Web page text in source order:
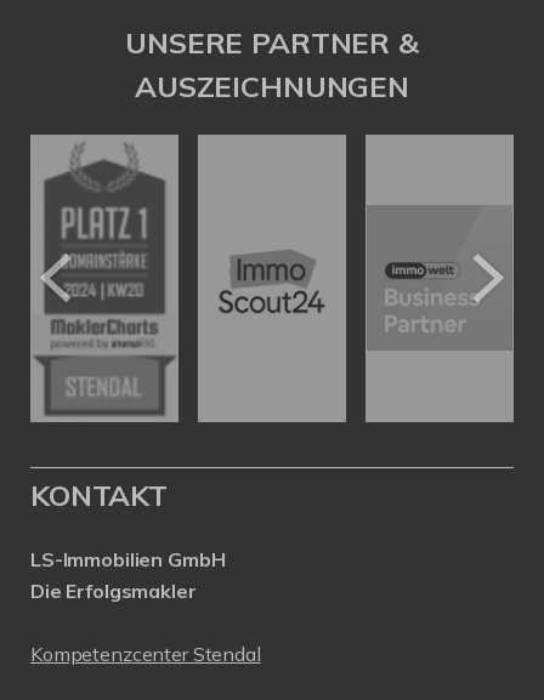
UNSERE PARTNER &
AUSZEICHNUNGEN
KONTAKT
LS-Immobilien GmbH
Die Erfolgsmakler
Kompetenzcenter Stendal